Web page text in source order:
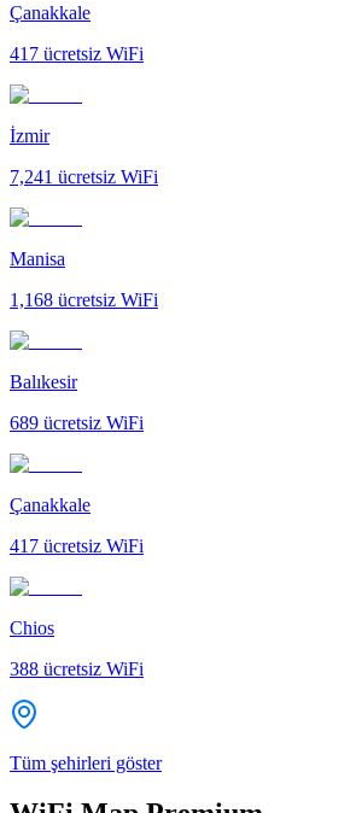
Çanakkale
417 ücretsiz WiFi
İzmir
7,241 ücretsiz WiFi
Manisa
1,168 ücretsiz WiFi
Balıkesir
689 ücretsiz WiFi
Çanakkale
417 ücretsiz WiFi
Chios
388 ücretsiz WiFi
Tüm şehirleri göster